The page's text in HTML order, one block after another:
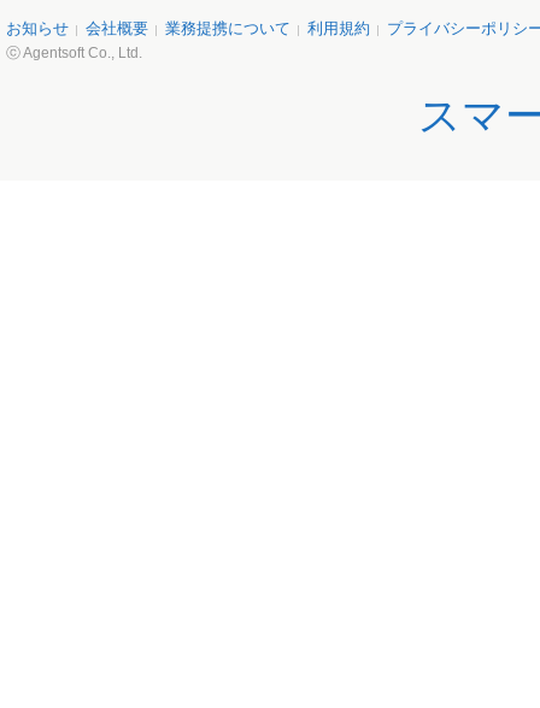
お知らせ 会社概要 業務提携について 利用規約 プライバシーポリシ
ⓒ Agentsoft Co., Ltd.
スマ